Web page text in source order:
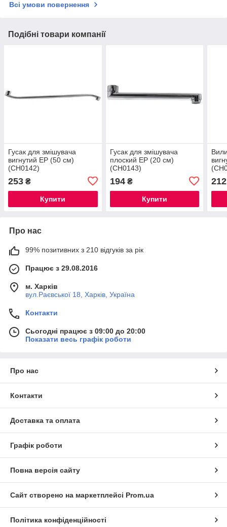
Всі умови повернення
Подібні товари компанії
Гусак для змішувача
вигнутий EP (50 см)
(CH0142)
253 ₴
Купити
Гусак для змішувача
плоский EP (20 см)
(CH0143)
194₴
Купити
212
Про нас
99% позитивних з 210 відгуків за рік
Працює з 29.08.2016
м. Харків
вул.Раєвської 18, Харків, Україна
Контакти
Сьогодні працює з 09:00 до 20:00
Показати весь графік роботи
Про нас
Контакти
Доставка та оплата
Графік роботи
Повна версія сайту
Сайт створено на маркетплейсі Prom.ua
Політика конфіденційності